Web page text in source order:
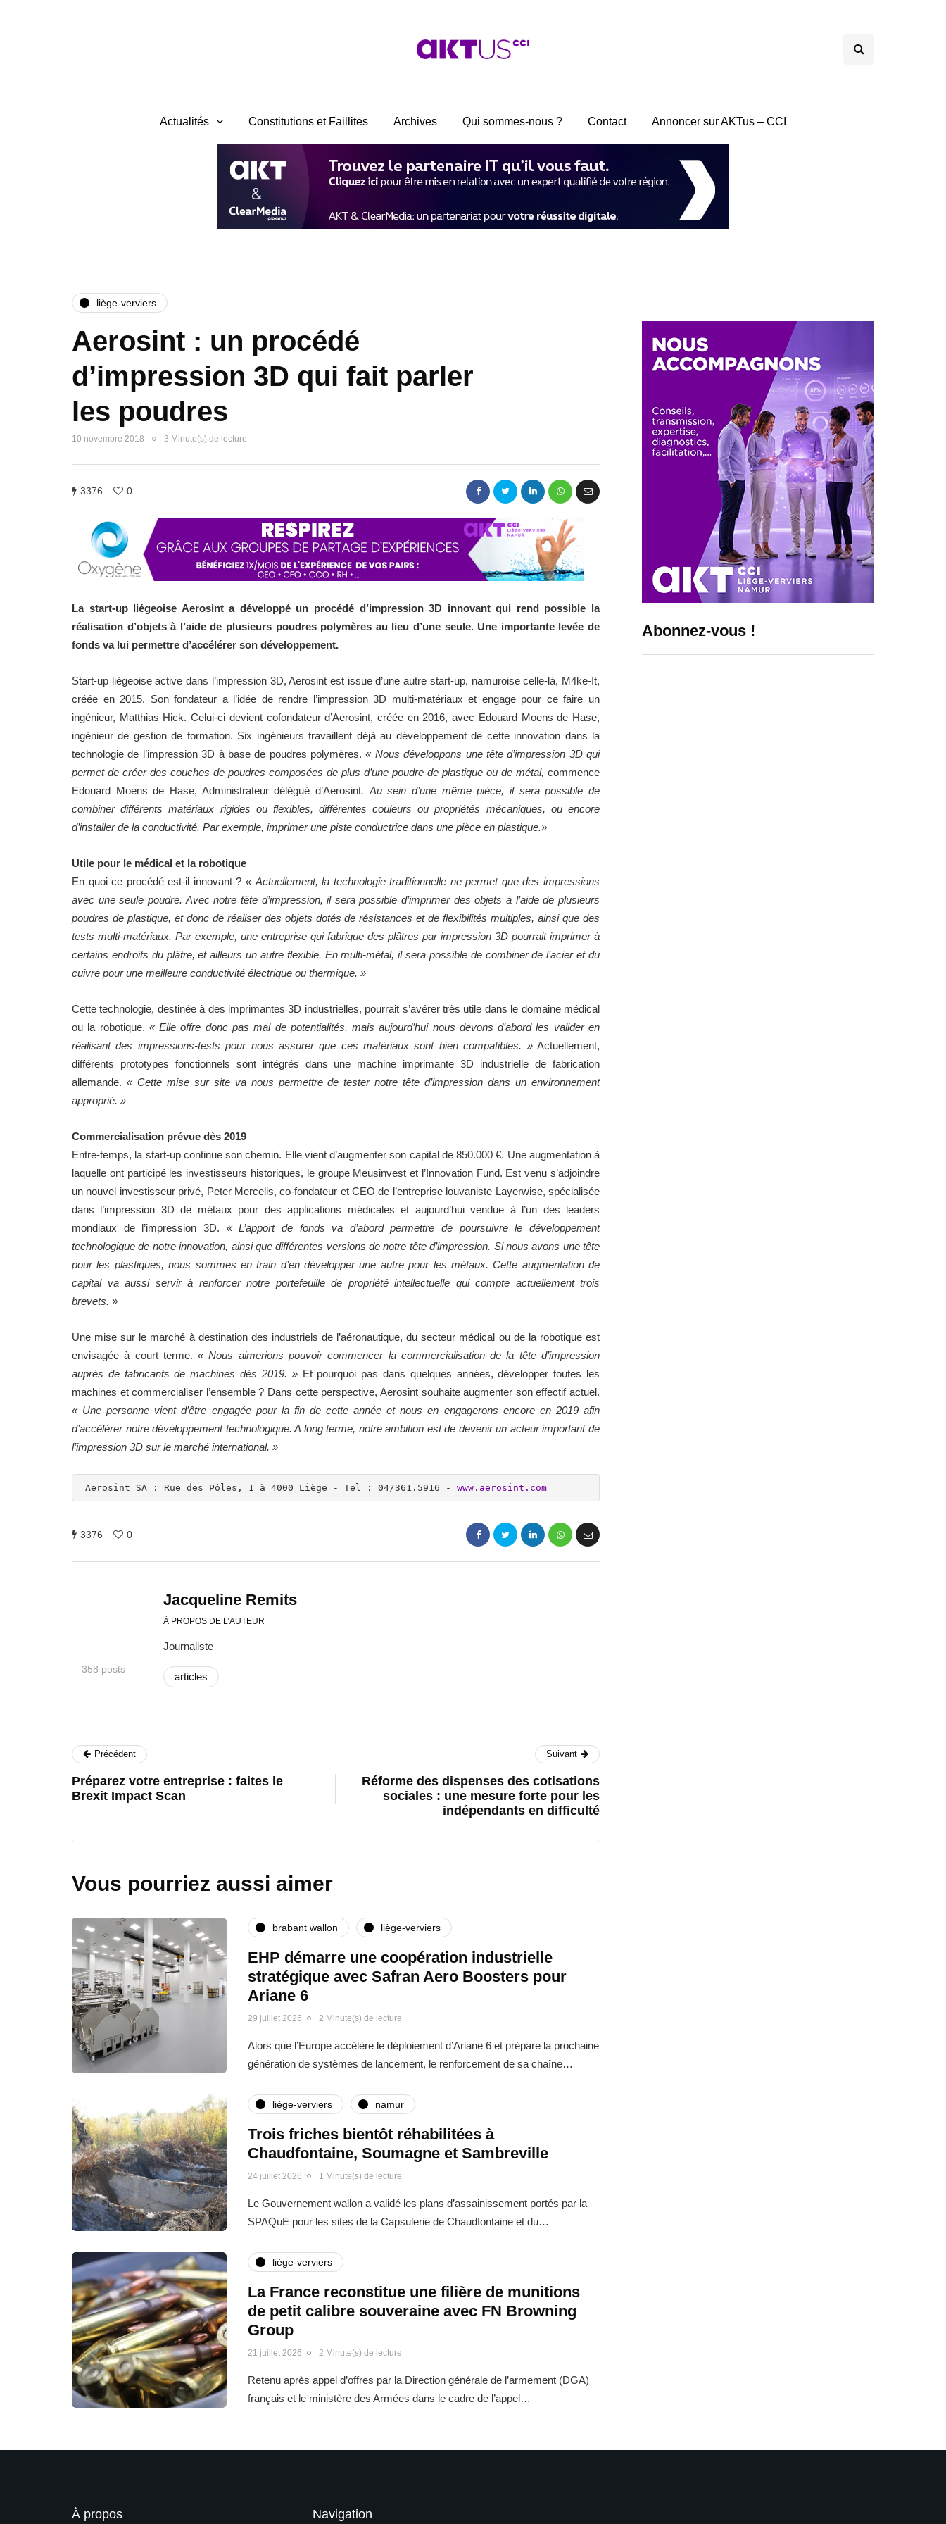
Actualités Constitutions et Faillites Archives Qui sommes-nous ? Contact Annoncer sur AKTus – CCI
liège-verviers
Aerosint : un procédé
d’impression 3D qui fait parler
les poudres
10 novembre 2018 3 Minute(s) de lecture
3376 0
La start-up liégeoise Aerosint a développé un procédé d’impression 3D innovant qui rend possible la
réalisation d’objets à l’aide de plusieurs poudres polymères au lieu d’une seule. Une importante levée de
fonds va lui permettre d’accélérer son développement.
Start-up liégeoise active dans l’impression 3D, Aerosint est issue d’une autre start-up, namuroise celle-là, M4ke-It,
créée en 2015. Son fondateur a l’idée de rendre l’impression 3D multi-matériaux et engage pour ce faire un
ingénieur, Matthias Hick. Celui-ci devient cofondateur d’Aerosint, créée en 2016, avec Edouard Moens de Hase,
ingénieur de gestion de formation. Six ingénieurs travaillent déjà au développement de cette innovation dans la
technologie de l’impression 3D à base de poudres polymères.« Nous développons une tête d’impression 3D qui
permet de créer des couches de poudres composées de plus d’une poudre de plastique ou de métal, commence
Edouard Moens de Hase, Administrateur délégué d’Aerosint. Au sein d’une même pièce, il sera possible de
combiner différents matériaux rigides ou flexibles, différentes couleurs ou propriétés mécaniques, ou encore
d’installer de la conductivité. Par exemple, imprimer une piste conductrice dans une pièce en plastique.»
Utile pour le médical et la robotique
En quoi ce procédé est-il innovant ? « Actuellement, la technologie traditionnelle ne permet que des impressions
avec une seule poudre. Avec notre tête d’impression, il sera possible d’imprimer des objets à l’aide de plusieurs
poudres de plastique, et donc de réaliser des objets dotés de résistances et de flexibilités multiples, ainsi que des
tests multi-matériaux. Par exemple, une entreprise qui fabrique des plâtres par impression 3D pourrait imprimer à
certains endroits du plâtre, et ailleurs un autre flexible. En multi-métal, il sera possible de combiner de l’acier et du
cuivre pour une meilleure conductivité électrique ou thermique. »
Cette technologie, destinée à des imprimantes 3D industrielles, pourrait s’avérer très utile dans le domaine médical
ou la robotique. « Elle offre donc pas mal de potentialités, mais aujourd’hui nous devons d’abord les valider en
réalisant des impressions-tests pour nous assurer que ces matériaux sont bien compatibles. »Actuellement,
différents prototypes fonctionnels sont intégrés dans une machine imprimante 3D industrielle de fabrication
allemande. « Cette mise sur site va nous permettre de tester notre tête d’impression dans un environnement
approprié. »
Commercialisation prévue dès 2019
Entre-temps, la start-up continue son chemin. Elle vient d’augmenter son capital de 850.000 €. Une augmentation à
laquelle ont participé les investisseurs historiques, le groupe Meusinvest et l’Innovation Fund. Est venu s’adjoindre
un nouvel investisseur privé, Peter Mercelis, co-fondateur et CEO de l’entreprise louvaniste Layerwise, spécialisée
dans l’impression 3D de métaux pour des applications médicales et aujourd’hui vendue à l’un des leaders
mondiaux de l’impression 3D. « L’apport de fonds va d’abord permettre de poursuivre le développement
technologique de notre innovation, ainsi que différentes versions de notre tête d’impression. Si nous avons une tête
pour les plastiques, nous sommes en train d’en développer une autre pour les métaux. Cette augmentation de
capital va aussi servir à renforcer notre portefeuille de propriété intellectuelle qui compte actuellement trois
brevets. »
Une mise sur le marché à destination des industriels de l’aéronautique, du secteur médical ou de la robotique est
envisagée à court terme.« Nous aimerions pouvoir commencer la commercialisation de la tête d’impression
auprès de fabricants de machines dès 2019. »Et pourquoi pas dans quelques années, développer toutes les
machines et commercialiser l’ensemble ? Dans cette perspective, Aerosint souhaite augmenter son effectif actuel.
« Une personne vient d’être engagée pour la fin de cette année et nous en engagerons encore en 2019 afin
d’accélérer notre développement technologique. A long terme, notre ambition est de devenir un acteur important de
l’impression 3D sur le marché international. »
Aerosint SA : Rue des Pôles, 1 à 4000 Liège - Tel : 04/361.5916 - www.aerosint.com
3376 0
Abonnez-vous !
358 posts
Jacqueline Remits
À PROPOS DE L’AUTEUR
Journaliste
articles
Précédent
Préparez votre entreprise : faites le
Brexit Impact Scan
Suivant
Réforme des dispenses des cotisations
sociales : une mesure forte pour les
indépendants en difficulté
Vous pourriez aussi aimer
brabant wallon liège-verviers
EHP démarre une coopération industrielle
stratégique avec Safran Aero Boosters pour
Ariane 6
29 juillet 2026 2 Minute(s) de lecture
Alors que l’Europe accélère le déploiement d’Ariane 6 et prépare la prochaine
génération de systèmes de lancement, le renforcement de sa chaîne…
liège-verviers namur
Trois friches bientôt réhabilitées à
Chaudfontaine, Soumagne et Sambreville
24 juillet 2026 1 Minute(s) de lecture
Le Gouvernement wallon a validé les plans d’assainissement portés par la
SPAQuE pour les sites de la Capsulerie de Chaudfontaine et du…
liège-verviers
La France reconstitue une filière de munitions
de petit calibre souveraine avec FN Browning
Group
21 juillet 2026 2 Minute(s) de lecture
Retenu après appel d’offres par la Direction générale de l’armement (DGA)
français et le ministère des Armées dans le cadre de l’appel…
À propos Navigation